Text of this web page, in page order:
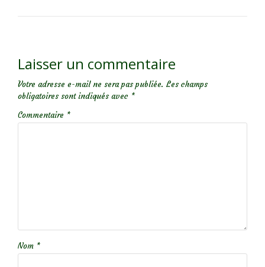
Laisser un commentaire
Votre adresse e-mail ne sera pas publiée. Les champs
obligatoires sont indiqués avec *
Commentaire *
Nom *